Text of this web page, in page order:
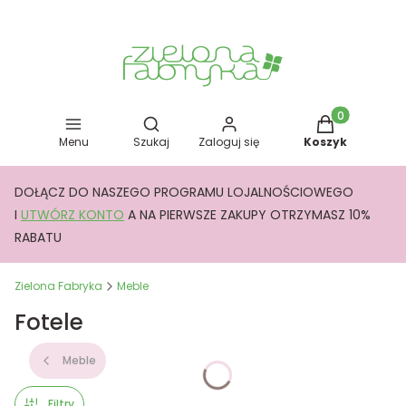
Menu
Otwórz wyszukiwarkę
Szukaj Zaloguj się
Produkty w
Koszyk
DOŁĄCZ DO NASZEGO PROGRAMU LOJALNOŚCIOWEGO
I UTWÓRZ KONTO A NA PIERWSZE ZAKUPY OTRZYMASZ 10%
RABATU
Zielona Fabryka Meble
Fotele
Meble